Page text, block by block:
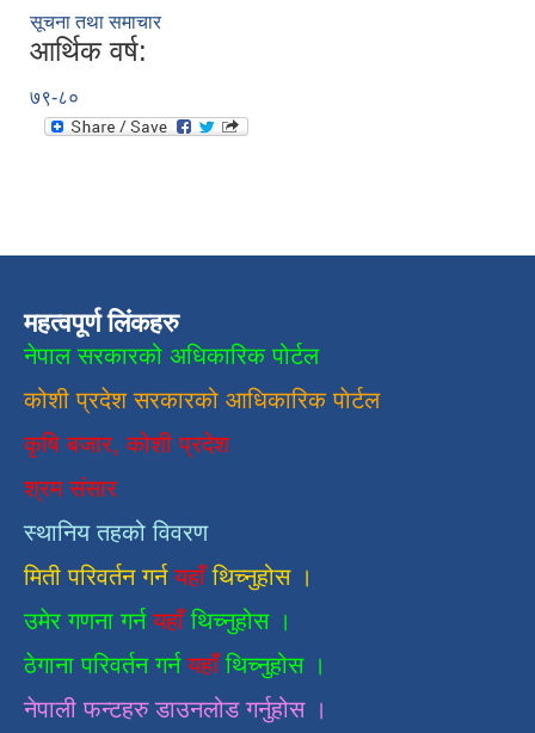
सूचना तथा समाचार
आर्थिक वर्ष:
७९-८०
महत्वपूर्ण लिंकहरु
नेपाल सरकारको अधिकारिक पोर्टल
कोशी प्रदेश सरकारको आधिकारिकपाेर्टल
कृषि बजार, कोशी प्रदेश
श्रम संसार
स्थानिय तहको विवरण
मिती परिवर्तन गर्न यहाँ थिच्नुहोस ।
उमेर गणना गर्नयहाँथिच्नुहोस ।
ठेगाना परिवर्तन गर्नयहाँ थिच्नुहोस ।
नेपाली फन्टहरु डाउनलोड गर्नुहोस ।